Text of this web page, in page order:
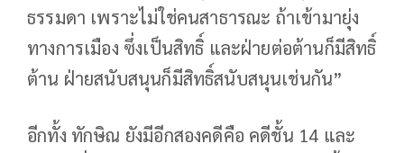
ธรรมดา เพราะไม่ใช่คนสาธารณะ ถ้าเข้ามายุ่ง
ทางการเมือง ซึ่งเป็นสิทธิ์ และฝ่ายต่อต้านก็มีสิทธิ์
ต้าน ฝ่ายสนับสนุนก็มีสิทธิ์สนับสนุนเช่นกัน”
อีกทั้ง ทักษิณ ยังมีอีกสองคดีคือ คดีชั้น 14 และ